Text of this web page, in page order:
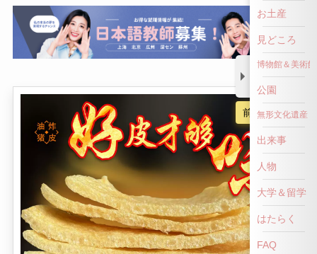
前へ戻る
お土産
見どころ
博物館＆美術館
公園
無形文化遺産
出来事
人物
大学＆留学
はたらく
FAQ